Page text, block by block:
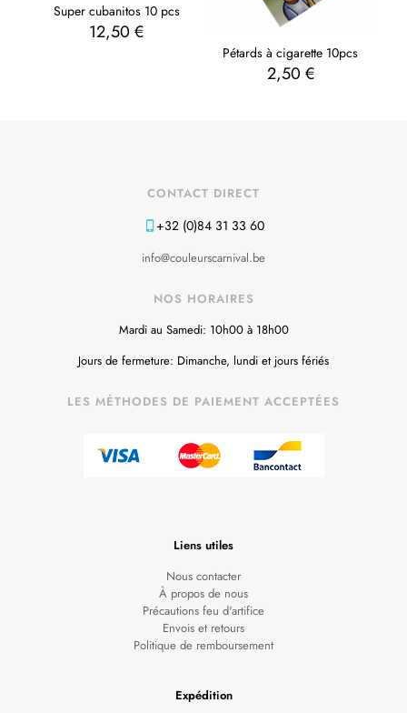
Super cubanitos 10 pcs
12,50€
Pétards à cigarette 10pcs
2,50 €
CONTACT DIRECT
+32 (0)84 31 33 60
info@couleurscarnival.be
NOS HORAIRES
Mardi au Samedi: 10h00 à 18h00
Jours de fermeture: Dimanche, lundi et jours fériés
LES MÉTHODES DE PAIEMENT ACCEPTÉES
Liens utiles
Nous contacter
À propos de nous
Précautions feu d'artifice
Envois et retours
Politique de remboursement
Expédition